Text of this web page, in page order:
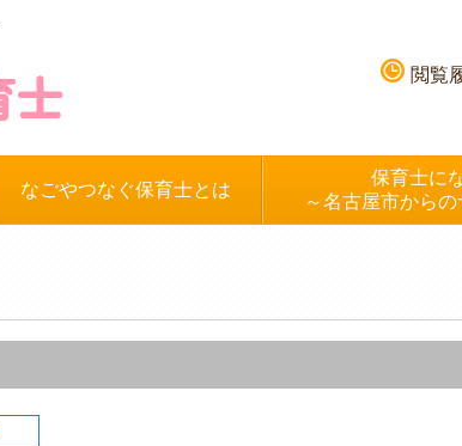
閲覧
なごやつなぐ保育士とは
保育士に
～名古屋市から